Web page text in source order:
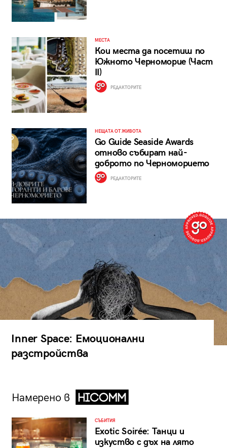
МЕСТА
Кои места да посетиш по
Южното Черноморие (Част
II)
РЕДАКТОРИТЕ
НЕЩАТА ОТ ЖИВОТА
Go Guide Seaside Awards
отново събират най-
доброто по Черноморието
РЕДАКТОРИТЕ
Inner Space: Емоционални
разстройства
Намерено в
СЪБИТИЯ
Exotic Soirée: Танци и
изкуство с дъх на лято